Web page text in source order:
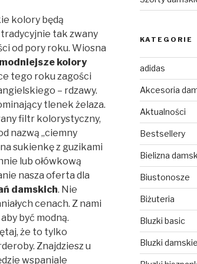
kolory będą
tradycyjnie tak zwany
od pory roku. Wiosna
kolory
tego roku zagości
– rdzawy.
tlenek żelaza.
filtr kolorystyczny,
nazwą „ciemny
sukienkę z guzikami
lub ołówkową
nasza oferta dla
damskich. Nie
cenach. Z nami
być modną.
że to tylko
Znajdziesz u
wspaniale
KATEGORIE
adidas
Akcesoria
Aktualności
Bestsellery
Bielizna
Biustonosze
Biżuteria
Bluzki basic
Bluzki damskie